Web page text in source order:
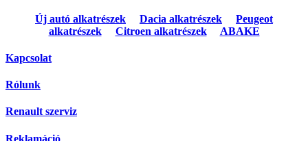
Új autó alkatrészek Dacia alkatrészek
Peugeot
alkatrészek
Citroen alkatrészek ABAKE
Kapcsolat
Rólunk
Renault szerviz
Reklamáció